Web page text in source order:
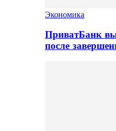
Экономика
ПриватБанк
после